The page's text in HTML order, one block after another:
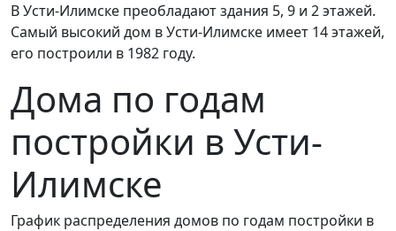
в Усти-Илимске преобладают здания 5, 9 и 2 этажей.
Самый высокий дом в Усти-Илимске имеет 14 этажей,
его построили в 1982 году.
Дома по годам
постройки в Усти-
Илимске
График распределения домов по годам постройки в